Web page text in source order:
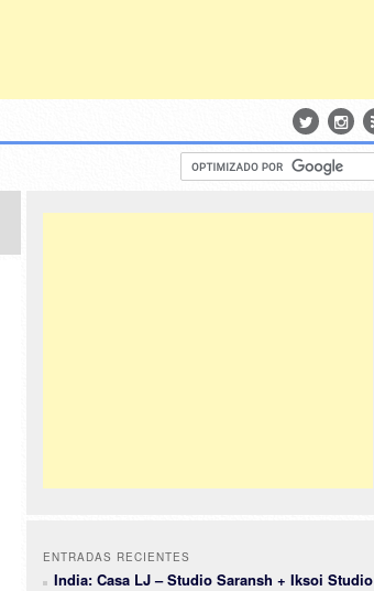
ENTRADAS RECIENTES
India: Casa LJ – Studio Saransh + Iksoi Studio